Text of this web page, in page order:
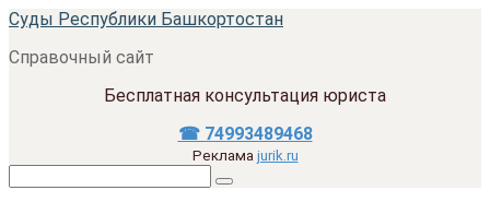
Перейти
контенту
Суды Республики Башкортостан
Справочный сайт
Бесплатная консультация юриста
☎ 74993489468
Реклама jurik.ru